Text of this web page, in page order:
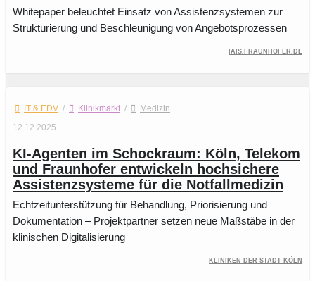
Whitepaper beleuchtet Einsatz von Assistenzsystemen zur
Strukturierung und Beschleunigung von Angebotsprozessen
iais.fraunhofer.de
IT & EDV / Klinikmarkt /
Medizin
12.12.2025
KI-Agenten im Schockraum: Köln, Telekom
und Fraunhofer entwickeln hochsichere
Assistenzsysteme für die Notfallmedizin
Echtzeitunterstützung für Behandlung, Priorisierung und
Dokumentation – Projektpartner setzen neue Maßstäbe in der
klinischen Digitalisierung
Kliniken der Stadt Köln